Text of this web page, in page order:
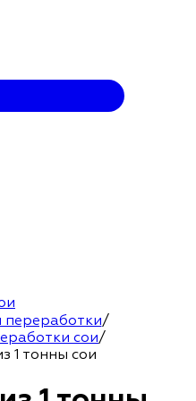
/
сои/
1 тонны сои